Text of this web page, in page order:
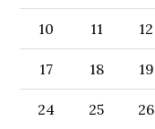
イ
ド
バ
ー
10 11 12
17 18 19
24 25 26